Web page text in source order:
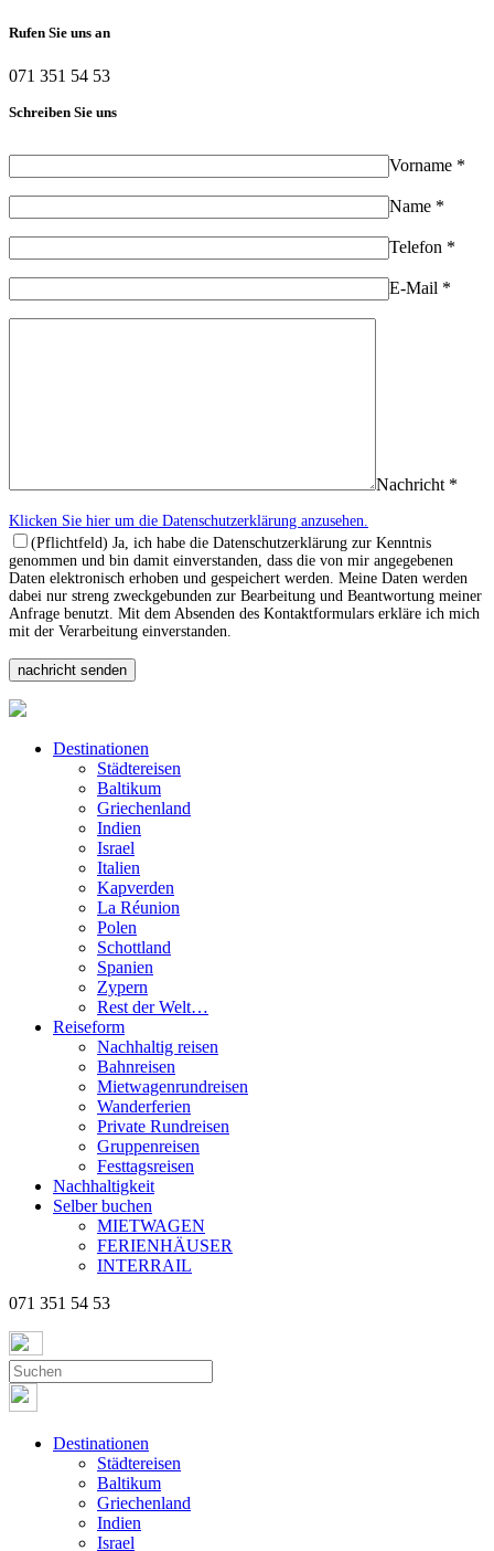
Rufen Sie uns an
071 351 54 53
Schreiben Sie uns
Vorname *
Name *
Telefon *
E-Mail *
Nachricht *
Klicken Sie hier um die Datenschutzerklärung anzusehen.
(Pflichtfeld) Ja, ich habe die Datenschutzerklärung zur Kenntnis
genommen und bin damit einverstanden, dass die von mir angegebenen
Daten elektronisch erhoben und gespeichert werden. Meine Daten werden
dabei nur streng zweckgebunden zur Bearbeitung und Beantwortung meiner
Anfrage benutzt. Mit dem Absenden des Kontaktformulars erkläre ich mich
mit der Verarbeitung einverstanden.
Destinationen
Städtereisen
Baltikum
Griechenland
Indien
Israel
Italien
Kapverden
La Réunion
Polen
Schottland
Spanien
Zypern
Rest der Welt…
Reiseform
Nachhaltig reisen
Bahnreisen
Mietwagenrundreisen
Wanderferien
Private Rundreisen
Gruppenreisen
Festtagsreisen
Nachhaltigkeit
Selber buchen
MIETWAGEN
FERIENHÄUSER
INTERRAIL
071 351 54 53
Destinationen
Städtereisen
Baltikum
Griechenland
Indien
Israel